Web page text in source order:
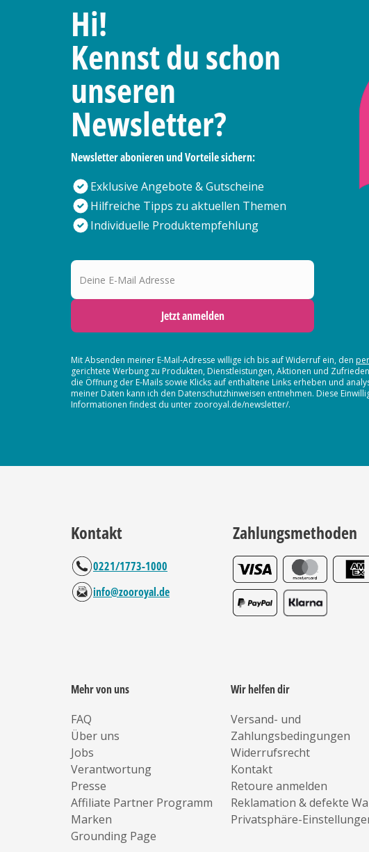
Hi!
Kennst du schon
unseren
Newsletter?
Newsletter abonieren und Vorteile sichern:
Exklusive Angebote & Gutscheine
Hilfreiche Tipps zu aktuellen Themen
Individuelle Produktempfehlung
Deine E-Mail Adresse
Jetzt anmelden
Mit Absenden meiner E-Mail-Adresse willige ich bis auf Widerruf ein, den
gerichtete Werbung zu Produkten, Dienstleistungen, Aktionen und
die Öffnung der E-Mails sowie Klicks auf enthaltene Links erheben und
meiner Daten kann ich den Datenschutzhinweisen entnehmen. Diese
Informationen findest du unter zooroyal.de/newsletter/.
Kontakt
0221/1773-1000
info@zooroyal.de
Zahlungsmethoden
Mehr von uns
FAQ
Über uns
Jobs
Verantwortung
Presse
Affiliate Partner Programm
Marken
Grounding Page
Wir helfen dir
Versand- und
Zahlungsbedingungen
Widerrufsrecht
Kontakt
Retoure anmelden
Reklamation & defekte
Privatsphäre-